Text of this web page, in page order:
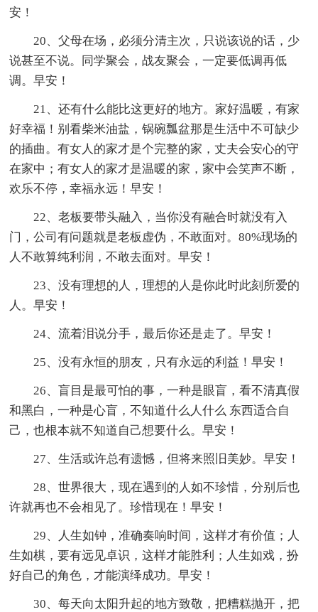
安！
20、父母在场，必须分清主次，只说该说的话，少
说甚至不说。同学聚会，战友聚会，一定要低调再低
调。早安！
21、还有什么能比这更好的地方。家好温暖，有家
好幸福！别看柴米油盐，锅碗瓢盆那是生活中不可缺少
的插曲。有女人的家才是个完整的家，丈夫会安心的守
在家中；有女人的家才是温暖的家，家中会笑声不断，
欢乐不停，幸福永远！早安！
22、老板要带头融入，当你没有融合时就没有入
门，公司有问题就是老板虚伪，不敢面对。80%现场的
人不敢算纯利润，不敢去面对。早安！
23、没有理想的人，理想的人是你此时此刻所爱的
人。早安！
24、流着泪说分手，最后你还是走了。早安！
25、没有永恒的朋友，只有永远的利益！早安！
26、盲目是最可怕的事，一种是眼盲，看不清真假
和黑白，一种是心盲，不知道什么人什么 东西适合自
己，也根本就不知道自己想要什么。早安！
27、生活或许总有遗憾，但将来照旧美妙。早安！
28、世界很大，现在遇到的人如不珍惜，分别后也
许就再也不会相见了。珍惜现在！早安！
29、人生如钟，准确奏响时间，这样才有价值；人
生如棋，要有远见卓识，这样才能胜利；人生如戏，扮
好自己的角色，才能演绎成功。早安！
30、每天向太阳升起的地方致敬，把糟糕抛开，把